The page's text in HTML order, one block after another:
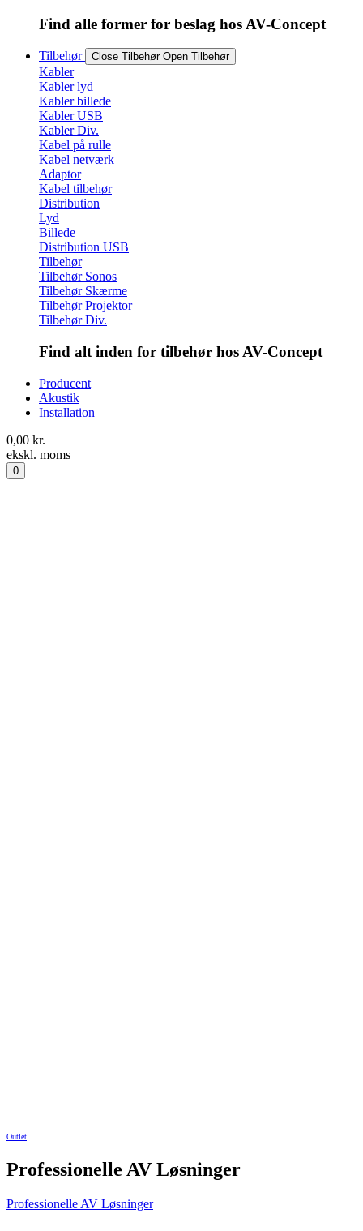
Find alle former for beslag hos AV-Concept
Tilbehør Close Tilbehør Open Tilbehør
Kabler
Kabler lyd
Kabler billede
Kabler USB
Kabler Div.
Kabel på rulle
Kabel netværk
Adaptor
Kabel tilbehør
Distribution
Lyd
Billede
Distribution USB
Tilbehør
Tilbehør Sonos
Tilbehør Skærme
Tilbehør Projektor
Tilbehør Div.
Find alt inden for tilbehør hos AV-Concept
Producent
Akustik
Installation
0,00 kr.
ekskl. moms
0
Outlet
Professionelle AV Løsninger
Professionelle AV Løsninger